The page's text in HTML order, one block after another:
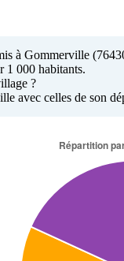
à Gommerville
1 000 habitants.
?
avec celles de son